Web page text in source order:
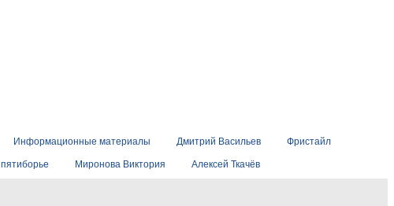
Информационные материалы Дмитрий Васильев Фристайл
пятиборье Миронова Виктория Алексей Ткачёв